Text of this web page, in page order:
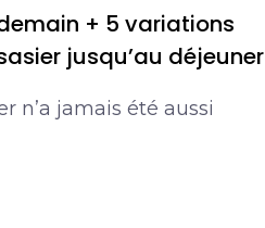
+ 5 variations
jusqu’au déjeuner
n’a jamais été aussi